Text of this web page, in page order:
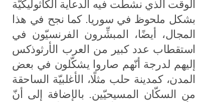
الوقت الذي نشطت فيه الدعاية الكاثوليكيّة
بشكل ملحوظ في سوريا. كما نجح في هذا
المجال، أيضًا، المبشِّرون الفرنسيّون في
استقطاب عدد كبير من العرب الأرثوذكس
إليهم لدرجة أنّهم صاروا يشكّلون في بعض
المدن، كمدينة حلب مثلًا، الأغلبيّة الساحقة
من السكّان المسيحيّين. بالإضافة إلى أنّ